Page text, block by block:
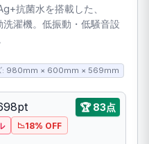
抗菌水を搭載した、
濯機。低振動・低騒音設
: 980mm × 600mm × 569mm
🏆 83点
18% OFF